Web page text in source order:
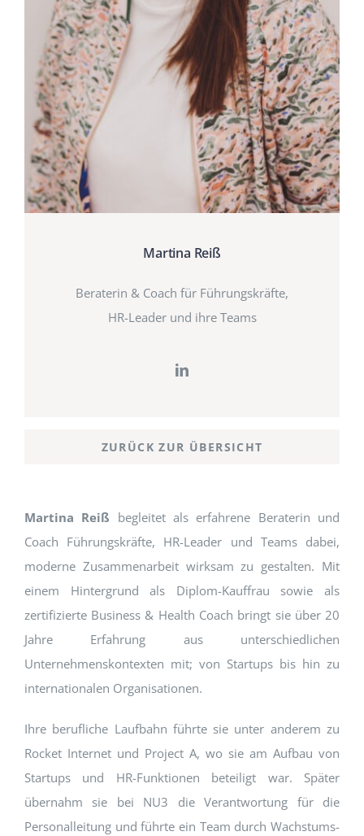
Martina Reiß
Beraterin & Coach für Führungskräfte,
HR-Leader und ihre Teams
ZURÜCK ZUR ÜBERSICHT
Martina Reiß begleitet als erfahrene Beraterin und
Coach Führungskräfte, HR-Leader und Teams dabei,
moderne Zusammenarbeit wirksam zu gestalten. Mit
einem Hintergrund als Diplom-Kauffrau sowie als
zertifizierte Business & Health Coach bringt sie über 20
Jahre Erfahrung aus unterschiedlichen
Unternehmenskontexten mit; von Startups bis hin zu
internationalen Organisationen.
Ihre berufliche Laufbahn führte sie unter anderem zu
Rocket Internet und Project A, wo sie am Aufbau von
Startups und HR-Funktionen beteiligt war. Später
übernahm sie bei NU3 die Verantwortung für die
Personalleitung und führte ein Team durch Wachstums-